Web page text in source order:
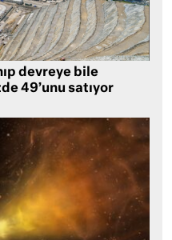
devreye bile
49’unu satıyor